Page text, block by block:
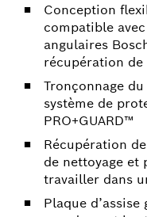
Conception
compatible
angulaires
récupération
Tronçonnage
système de
PRO+GUARD™
Récupération
de nettoyage et
travailler dans
Plaque